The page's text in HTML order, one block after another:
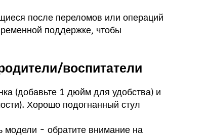
после переломов или операций
поддержке, чтобы
воспитатели
(добавьте 1 дюйм для удобства) и
Хорошо подогнанный стул
модели - обратите внимание на